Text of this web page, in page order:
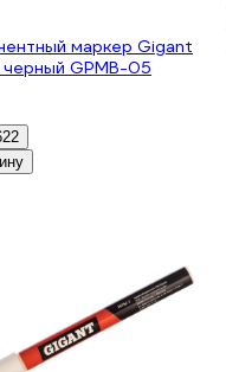
маркер Gigant
GPMB-05